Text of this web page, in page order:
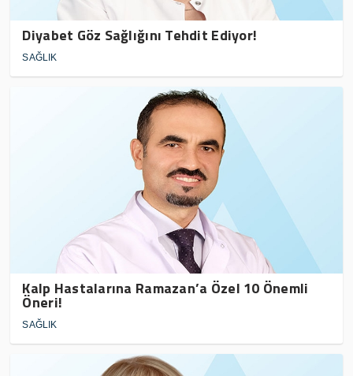
Diyabet Göz Sağlığını Tehdit Ediyor!
SAĞLIK
Kalp Hastalarına Ramazan’a Özel 10 Önemli
Öneri!
SAĞLIK